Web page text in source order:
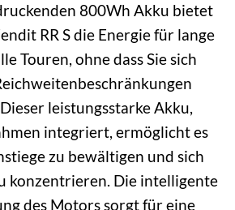
800Wh Akku bietet
RR S die Energie für lange
Touren, ohne dass Sie sich
leistungsstarke Akku,
integriert, ermöglicht es
zu bewältigen und sich
konzentrieren. Die intelligente
des Motors sorgt für eine